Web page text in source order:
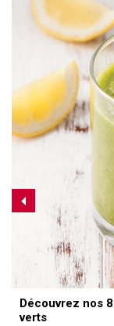
Découvrez nos
verts